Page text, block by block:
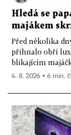
Hledá se
majákem
Před několika
přihnalo obří
blikajícím
4. 8. 2026 ▪ 6 min.